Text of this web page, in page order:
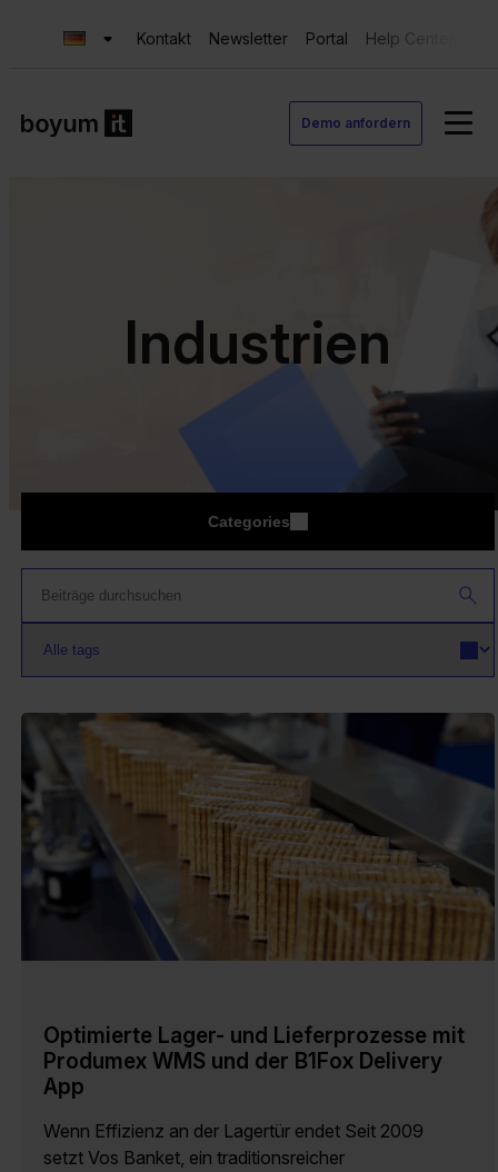
Kontakt Newsletter Portal Help Center
Demo anfordern
Industrien
Categories
Optimierte Lager- und Lieferprozesse mit
Produmex WMS und der B1Fox Delivery
App
Wenn Effizienz an der Lagertür endet Seit 2009
setzt Vos Banket, ein traditionsreicher